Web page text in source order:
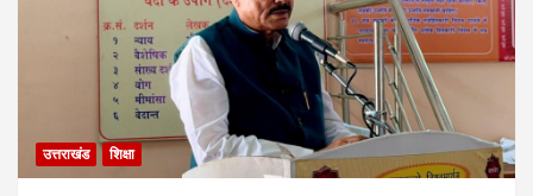
उत्तराखंड शिक्षा